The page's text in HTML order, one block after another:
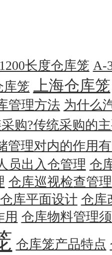
1200长度仓库笼 A-
库笼 上海仓库笼
管理方法 为什么
购?传统采购的
管理对内的作用
员出入仓管理 仓
仓库巡视检查管
仓库平面设计 仓库
用 仓库物料管理
仓库笼产品特点